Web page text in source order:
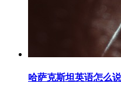
哈萨克斯坦英语怎么说